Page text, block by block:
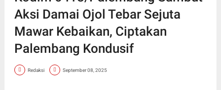
Aksi Damai Ojol Tebar Sejuta
Mawar Kebaikan, Ciptakan
Palembang Kondusif
Redaksi September 08, 2025